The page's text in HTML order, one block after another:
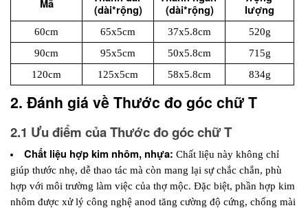
Mã
(dài*rộng)
(dài*rộng)
lượng
60cm 65x5cm 37x5.8cm
520g
90cm
95x5cm 50x5.8cm
715g
120cm
125x5cm 58x5.8cm 834g
2. Đánh giá về Thước đo góc chữ T
2.1 Ưu điểm của Thước đo góc chữ T
Chất liệu hợp kim nhôm, nhựa: Chất liệu này không chỉ
giúp thước nhẹ, dễ thao tác mà còn mang lại sự chắc chắn, phù
hợp với môi trường làm việc của thợ mộc. Đặc biệt, phần hợp kim
nhôm được xử lý công nghệ anod tăng cường độ cứng, chống mài